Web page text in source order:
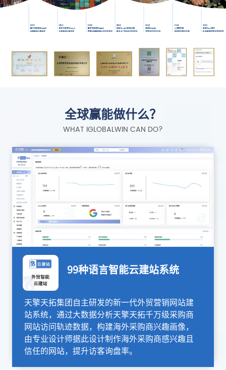
全球赢能做什么？
WHAT IGLOBALWIN CAN DO?
99种语言智能云建站系统
天擎天拓集团自主研发的新一代外贸营销网站建
站系统，通过大数据分析天擎天拓千万级采购商
网站访问轨迹数据，构建海外采购商兴趣画像，
由专业设计师据此设计制作海外采购商感兴趣且
信任的网站，提升访客询盘率。